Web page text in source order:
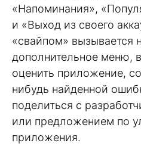
«Напоминания»,
и «Выход из своего
«свайпом» вызывается
дополнительное меню,
оценить приложение,
нибудь найденной
поделиться с
или предложением по
приложения.